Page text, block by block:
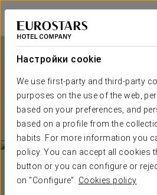
Настройки cookie
We use first-party and third-party
purposes on the use of the web,
based on your preferences, and
based on a profile from the
habits. For more information you
policy. You can accept all cookies
button or you can configure or
on "Configure". Cookies policy
Crisol Monasterio de San Miguel
КАДИС - ЭЛЬ-ПУЭРТО-ДЕ-САНТА-МАРИЯ
Crisol
КАДИС - ЭЛЬ-ПУЭРТО-